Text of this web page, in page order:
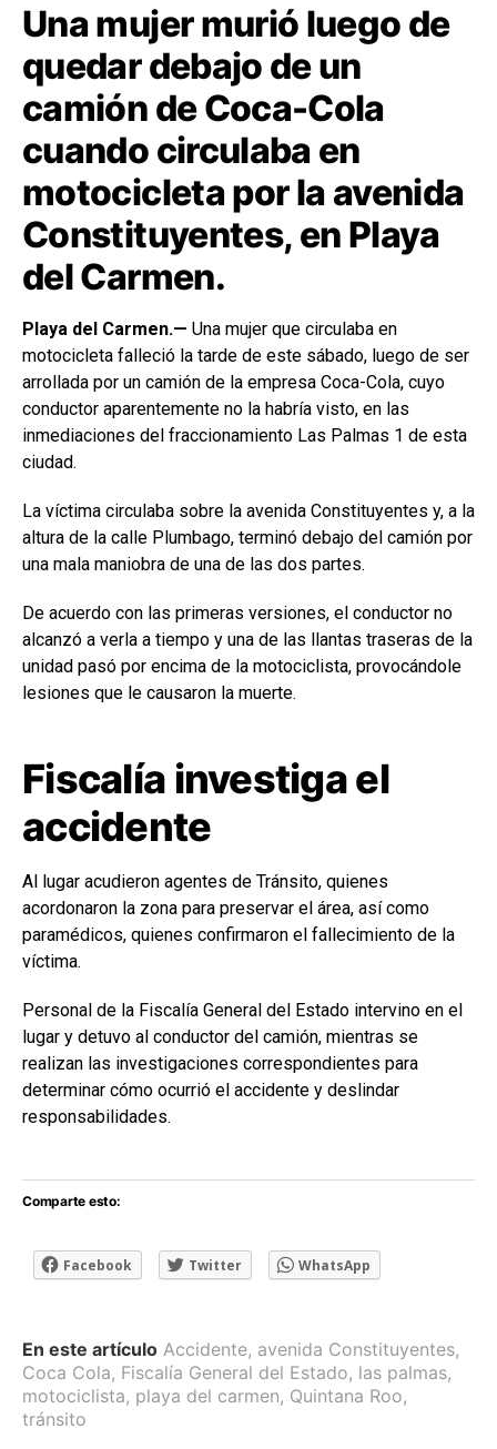
Una mujer murió luego de
quedar debajo de un
camión de Coca-Cola
cuando circulaba en
motocicleta por la avenida
Constituyentes, en Playa
del Carmen.
Playa del Carmen.— Una mujer que circulaba en
motocicleta falleció la tarde de este sábado, luego de ser
arrollada por un camión de la empresa Coca-Cola, cuyo
conductor aparentemente no la habría visto, en las
inmediaciones del fraccionamiento Las Palmas 1 de esta
ciudad.
La víctima circulaba sobre la avenida Constituyentes y, a la
altura de la calle Plumbago, terminó debajo del camión por
una mala maniobra de una de las dos partes.
De acuerdo con las primeras versiones, el conductor no
alcanzó a verla a tiempo y una de las llantas traseras de la
unidad pasó por encima de la motociclista, provocándole
lesiones que le causaron la muerte.
Fiscalía investiga el
accidente
Al lugar acudieron agentes de Tránsito, quienes
acordonaron la zona para preservar el área, así como
paramédicos, quienes confirmaron el fallecimiento de la
víctima.
Personal de la Fiscalía General del Estado intervino en el
lugar y detuvo al conductor del camión, mientras se
realizan las investigaciones correspondientes para
determinar cómo ocurrió el accidente y deslindar
responsabilidades.
Comparte esto:
Facebook Twitter WhatsApp
En este artículo Accidente, avenida Constituyentes,
Coca Cola, Fiscalía General del Estado, las palmas,
motociclista, playa del carmen, Quintana Roo,
tránsito